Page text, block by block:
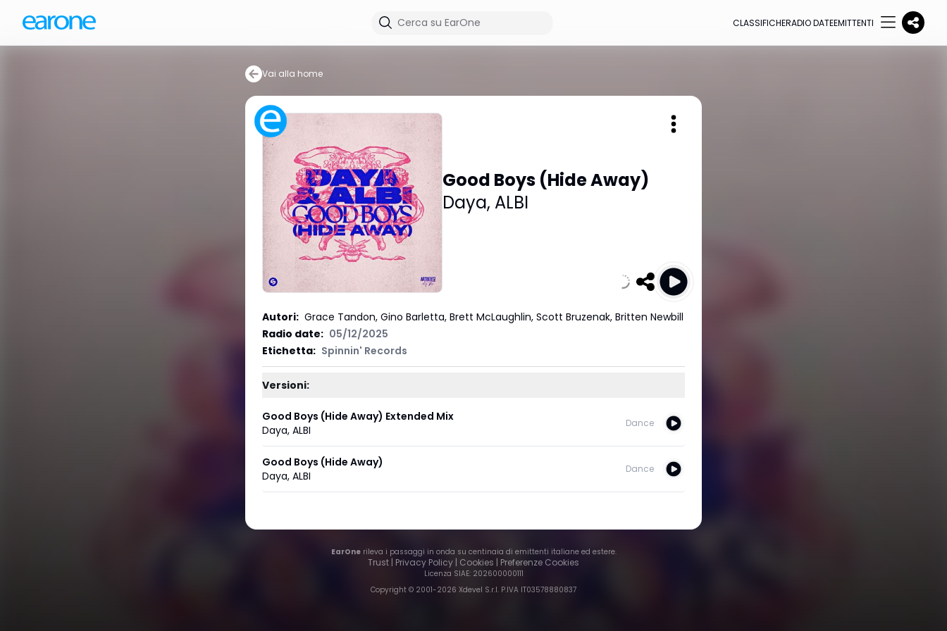
CLASSIFICHERADIO DATEEMITTENTI
Vai alla home
Good Boys (Hide Away)
Daya, ALBI
Autori: Grace Tandon, Gino Barletta, Brett McLaughlin, Scott Bruzenak, Britten Newbill
Radio date: 05/12/2025
Etichetta: Spinnin' Records
Versioni:
Good Boys (Hide Away) Extended Mix
Daya, ALBI
Dance
Good Boys (Hide Away)
Daya, ALBI
Dance
EarOne rileva i passaggi in onda su centinaia di emittenti italiane ed estere.
Trust | Privacy Policy | Cookies | Preferenze Cookies
Licenza SIAE: 202600000111
Copyright © 2001-2026 Xdevel S.r.l. P.IVA IT03578880837